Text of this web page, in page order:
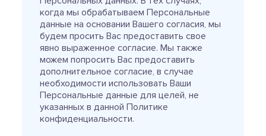
когда мы обрабатываем Персональные
данные на основании Вашего согласия, мы
будем просить Вас предоставить свое
явно выраженное согласие. Мы также
можем попросить Вас предоставить
дополнительное согласие, в случае
необходимости использовать Ваши
Персональные данные для целей, не
указанных в данной Политике
конфиденциальности.